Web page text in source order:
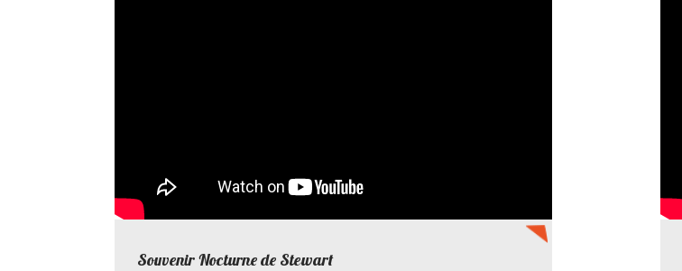
Souvenir Nocturne de Stewart